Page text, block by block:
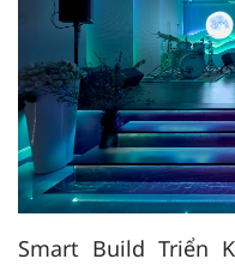
Smart Build Triển